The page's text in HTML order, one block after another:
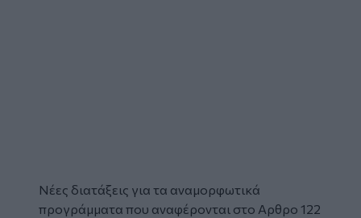
Νέες διατάξεις για τα αναμορφωτικά
προγράμματα που αναφέρονται στο Αρθρο 122